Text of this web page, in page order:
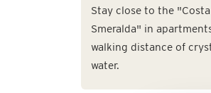
Stay close to the "Costa
Smeralda" in
walking distance of
water.